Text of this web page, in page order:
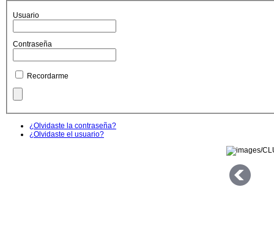
Usuario
Contraseña
Recordarme
¿Olvidaste la contraseña?
¿Olvidaste el usuario?